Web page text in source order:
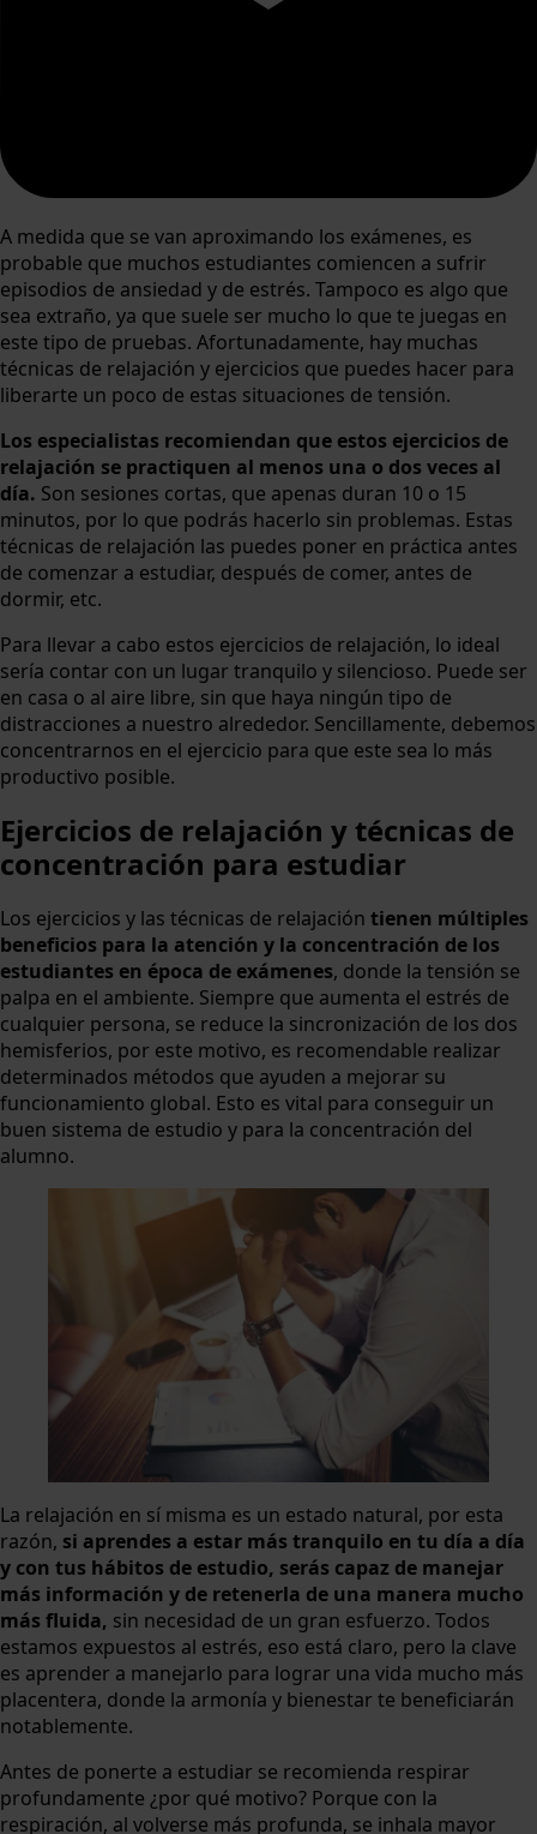
A medida que se van aproximando los exámenes, es
probable que muchos estudiantes comiencen a sufrir
episodios de ansiedad y de estrés. Tampoco es algo que
sea extraño, ya que suele ser mucho lo que te juegas en
este tipo de pruebas. Afortunadamente, hay muchas
técnicas de relajación y ejercicios que puedes hacer para
liberarte un poco de estas situaciones de tensión.
Los especialistas recomiendan que estos ejercicios de
relajación se practiquen al menos una o dos veces al
día. Son sesiones cortas, que apenas duran 10 o 15
minutos, por lo que podrás hacerlo sin problemas. Estas
técnicas de relajación las puedes poner en práctica antes
de comenzar a estudiar, después de comer, antes de
dormir, etc.
Para llevar a cabo estos ejercicios de relajación, lo ideal
sería contar con un lugar tranquilo y silencioso. Puede ser
en casa o al aire libre, sin que haya ningún tipo de
distracciones a nuestro alrededor. Sencillamente, debemos
concentrarnos en el ejercicio para que este sea lo más
productivo posible.
Ejercicios de relajación y técnicas de
concentración para estudiar
Los ejercicios y las técnicas de relajación tienen múltiples
beneficios para la atención y la concentración de los
estudiantes en época de exámenes, donde la tensión se
palpa en el ambiente. Siempre que aumenta el estrés de
cualquier persona, se reduce la sincronización de los dos
hemisferios, por este motivo, es recomendable realizar
determinados métodos que ayuden a mejorar su
funcionamiento global. Esto es vital para conseguir un
buen sistema de estudio y para la concentración del
alumno.
La relajación en sí misma es un estado natural, por esta
razón, si aprendes a estar más tranquilo en tu día a día
y con tus hábitos de estudio, serás capaz de manejar
más información y de retenerla de una manera mucho
más fluida, sin necesidad de un gran esfuerzo. Todos
estamos expuestos al estrés, eso está claro, pero la clave
es aprender a manejarlo para lograr una vida mucho más
placentera, donde la armonía y bienestar te beneficiarán
notablemente.
Antes de ponerte a estudiar se recomienda respirar
profundamente ¿por qué motivo? Porque con la
respiración, al volverse más profunda, se inhala mayor